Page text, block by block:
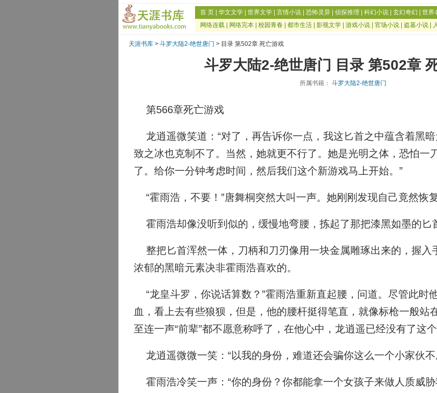
首 页 华文文学 世界文学 言情小说 恐怖灵异 侦探推理 科幻小说 玄幻奇幻 世界
网络连载
网络完本 校园青春 都市生活 影视文学 游戏小说 官场小说 盗墓小说
天涯书库 > 斗罗大陆2-绝世唐门 > 目录 第502章 死亡游戏
斗罗大陆2-绝世唐门 目录 第502章
所属书籍： 斗罗大陆2-绝世唐门
第566章死亡游戏
龙逍遥微笑道：“对了，再告诉你一点，我这匕首之中蕴含着黑
致之冰也克制不了。当然，她就更不行了。她是光明之体，恐怕一
了。给你一分钟考虑时间，然后我们这个新游戏马上开始。”
“霍雨浩，不要！”唐舞桐突然大叫一声。她刚刚发现自己竟然恢
霍雨浩却像没听到似的，缓慢地弯腰，拣起了那把漆黑如墨的匕
整把匕首浑然一体，刀柄和刀刃像用一块金属雕琢出来的，握入
浓郁的黑暗元素决非霍雨浩喜欢的。
“龙皇斗罗，你说话算数？”霍雨浩重新直起腰，问道。尽管此时
血，看上去有些狼狈，但是，他的腰杆挺得笔直，就像标枪一般站
至连一声“前辈”都不愿意称呼了，在他心中，龙逍遥已经没有了这个
龙逍遥微微一笑：“以我的身份，难道还会骗你这么一个小家伙不
霍雨浩冷笑一声：“你的身份？你都能拿一个女孩子来做人质威